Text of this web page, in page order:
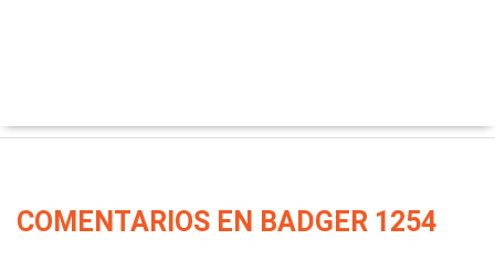
COMENTARIOS EN BADGER 1254